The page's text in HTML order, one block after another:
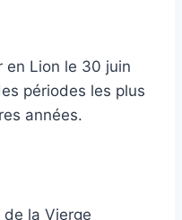
en Lion le 30 juin
périodes les plus
années.
la Vierge